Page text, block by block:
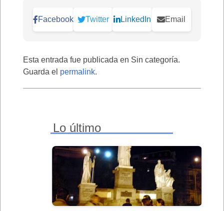
Facebook Twitter LinkedIn Email
Esta entrada fue publicada en Sin categoría.
Guarda el permalink.
Lo último